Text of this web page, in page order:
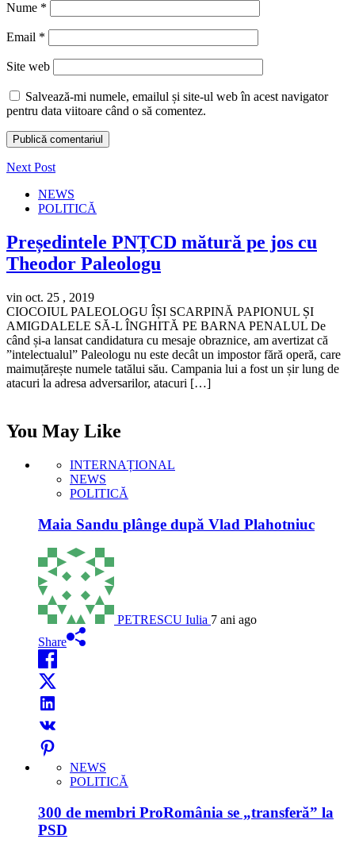
Nume *
Email *
Site web
Salvează-mi numele, emailul și site-ul web în acest navigator
pentru data viitoare când o să comentez.
Next Post
NEWS
POLITICĂ
Președintele PNȚCD mătură pe jos cu
Theodor Paleologu
vin oct. 25 , 2019
CIOCOIUL PALEOLOGU ÎȘI SCARPINĂ PAPIONUL ȘI
AMIGDALELE SĂ-L ÎNGHITĂ PE BARNA PENALUL De
când și-a lansat candidatura cu mesaje obraznice, am avertizat că
”intelectualul” Paleologu nu este decât un impostor fără operă, care
maimuțărește numele tatălui său. Campania lui a fost un șir lung de
atacuri la adresa adversarilor, atacuri […]
You May Like
INTERNAȚIONAL
NEWS
POLITICĂ
Maia Sandu plânge după Vlad Plahotniuc
PETRESCU Iulia 7 ani ago
Share
NEWS
POLITICĂ
300 de membri ProRomânia se „transferă” la
PSD